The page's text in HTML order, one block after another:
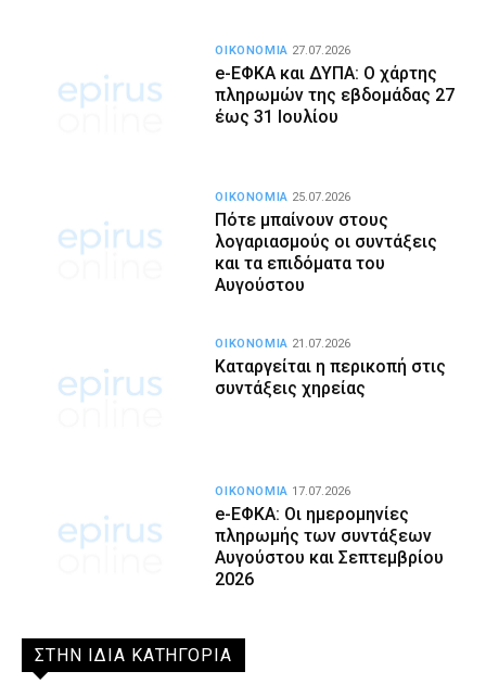
e-ΕΦΚΑ και ΔΥΠΑ: Ο χάρτης
πληρωμών της εβδομάδας 27
έως 31 Ιουλίου
ΟΙΚΟΝΟΜΙΑ 27.07.2026
Πότε μπαίνουν στους
λογαριασμούς οι συντάξεις
και τα επιδόματα του
Αυγούστου
ΟΙΚΟΝΟΜΙΑ 25.07.2026
Καταργείται η περικοπή στις
συντάξεις χηρείας
ΟΙΚΟΝΟΜΙΑ 21.07.2026
e-ΕΦΚΑ: Οι ημερομηνίες
πληρωμής των συντάξεων
Αυγούστου και Σεπτεμβρίου
2026
ΟΙΚΟΝΟΜΙΑ 17.07.2026
ΣΤΗΝ ΙΔΙΑ ΚΑΤΗΓΟΡΙΑ